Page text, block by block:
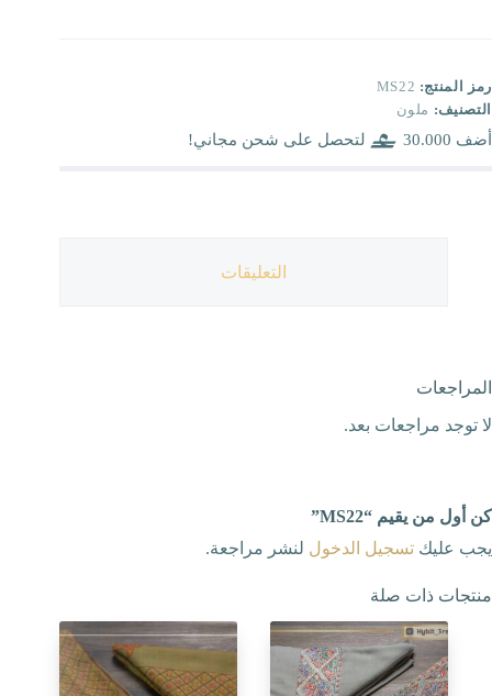
رمز المنتج: MS22
التصنيف: ملون
أضف 30.000 لتحصل على شحن مجاني!
التعليقات
المراجعات
لا توجد مراجعات بعد.
كن أول من يقيم “MS22”
يجب عليك تسجيل الدخول لنشر مراجعة.
منتجات ذات صلة